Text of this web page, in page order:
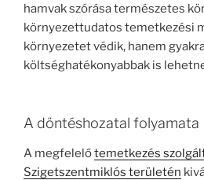
hamvak szórása természetes
környezettudatos temetkezési
környezetet védik, hanem
költséghatékonyabbak is
A döntéshozatal folyamata
A megfelelőtemetkezés
Szigetszentmiklós területén